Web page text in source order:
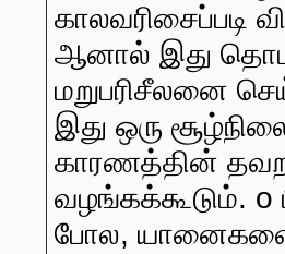
காலவரிசைப்படி
ஆனால் இது
மறுபரிசீலனை
இது ஒரு
காரணத்தின்
வழங்கக்கூடும். o
போல,